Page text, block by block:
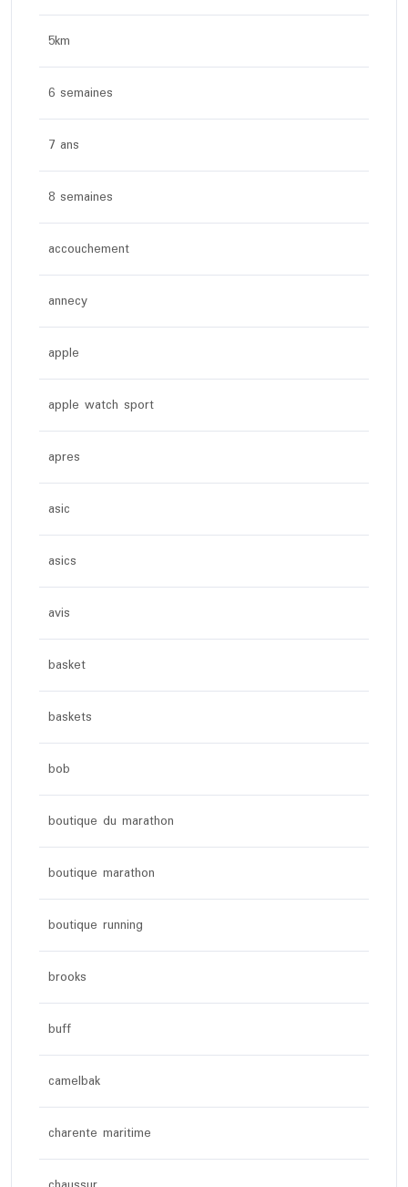
5km
6 semaines
7 ans
8 semaines
accouchement
annecy
apple
apple watch sport
apres
asic
asics
avis
basket
baskets
bob
boutique du marathon
boutique marathon
boutique running
brooks
buff
camelbak
charente maritime